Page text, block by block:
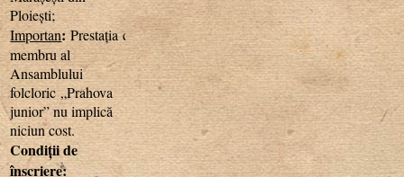
Ploiești;
Importan:Prestația ca
membru al
Ansamblului
folcloric „Prahova
junior” nu implică
niciun cost.
Condiții de
înscriere: